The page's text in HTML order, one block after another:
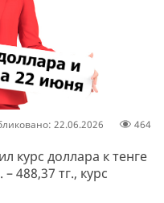
22.06.2026 464
курс доллара к тенге
488,37 тг., курс